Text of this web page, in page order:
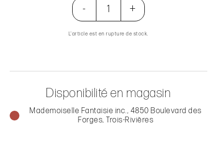
- +
L’article est en rupture de stock.
Disponibilité en magasin
Mademoiselle Fantaisie inc., 4850 Boulevard des
Forges, Trois-Rivières